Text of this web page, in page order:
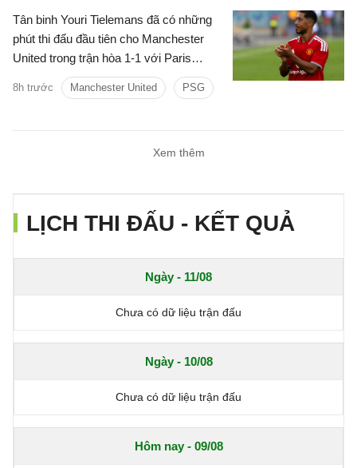
Tân binh Youri Tielemans đã có những
phút thi đấu đầu tiên cho Manchester
United trong trận hòa 1-1 với Paris
Saint-Germain diễn ra vào hôm qua,
8h trước Manchester United PSG
Xem thêm
LỊCH THI ĐẤU - KẾT QUẢ
Ngày - 11/08
Chưa có dữ liệu trận đấu
Ngày - 10/08
Chưa có dữ liệu trận đấu
Hôm nay - 09/08